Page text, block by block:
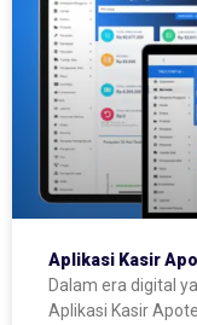
Aplikasi Kasir
Dalam era digital
Aplikasi Kasir